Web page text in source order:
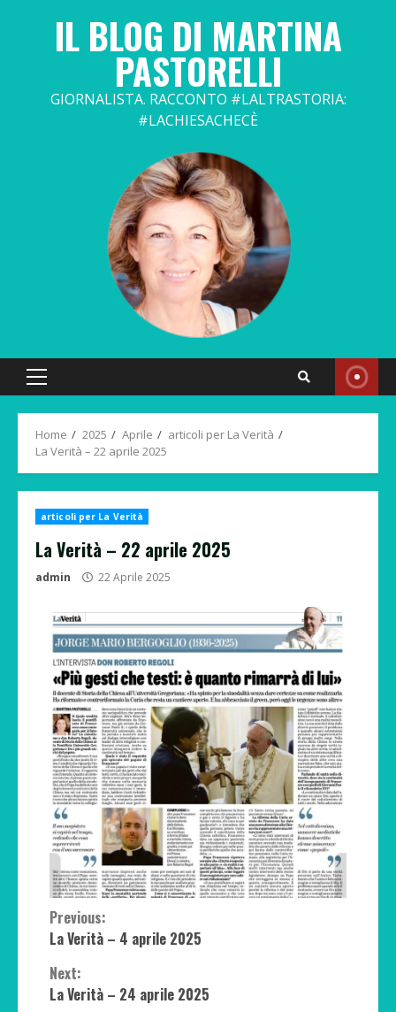
IL BLOG DI MARTINA
PASTORELLI
GIORNALISTA. RACCONTO #LALTRASTORIA:
#LACHIESACHECÈ
Primary
Home 2025 Aprile
articoli per La Verità
La Verità – 22 aprile 2025
articoli per La Verità
La Verità – 22 aprile 2025
admin 22 Aprile 2025
Continue
Reading
Previous:
La Verità – 4 aprile 2025
Next:
La Verità – 24 aprile 2025